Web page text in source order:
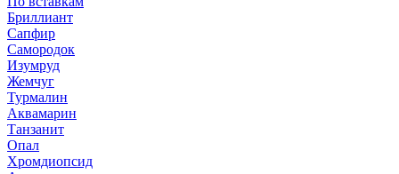
Бриллиант
Сапфир
Самородок
Изумруд
Жемчуг
Турмалин
Аквамарин
Танзанит
Опал
Хромдиопсид